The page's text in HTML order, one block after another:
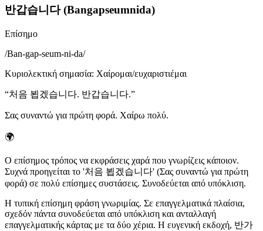
반갑습니다 (Bangapseumnida)
Επίσημο
/Ban-gap-seum-ni-da/
Κυριολεκτική σημασία: Χαίρομαι/ευχαριστιέμαι
“처음 뵙겠습니다. 반갑습니다.”
Σας συναντώ για πρώτη φορά. Χαίρω πολύ.
🌍
Ο επίσημος τρόπος να εκφράσεις χαρά που γνωρίζεις κάποιον.
Συχνά προηγείται το '처음 뵙겠습니다' (Σας συναντώ για πρώτη
φορά) σε πολύ επίσημες συστάσεις. Συνοδεύεται από υπόκλιση.
Η τυπική επίσημη φράση γνωριμίας. Σε επαγγελματικά πλαίσια,
σχεδόν πάντα συνοδεύεται από υπόκλιση και ανταλλαγή
επαγγελματικής κάρτας με τα δύο χέρια. Η ευγενική εκδοχή, 반가